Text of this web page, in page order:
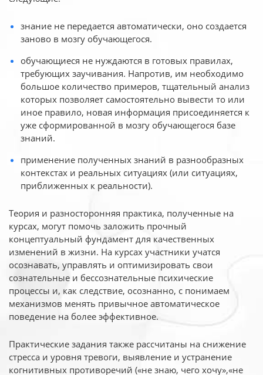
знание не передается автоматически, оно создается
заново в мозгу обучающегося.
обучающиеся не нуждаются в готовых правилах,
требующих заучивания. Напротив, им необходимо
большое количество примеров, тщательный анализ
которых позволяет самостоятельно вывести то или
иное правило, новая информация присоединяется к
уже сформированной в мозгу обучающегося базе
знаний.
применение полученных знаний в разнообразных
контекстах и реальных ситуациях (или ситуациях,
приближенных к реальности).
Теория и разносторонняя практика, полученные на
курсах, могут помочь заложить прочный
концептуальный фундамент для качественных
изменений в жизни. На курсах участники учатся
осознавать, управлять и оптимизировать свои
сознательные и бессознательные психические
процессы и, как следствие, осознанно, с понимаем
механизмов менять привычное автоматическое
поведение на более эффективное.
Практические задания также рассчитаны на снижение
стресса и уровня тревоги, выявление и устранение
когнитивных противоречий («не знаю, чего хочу»,«не